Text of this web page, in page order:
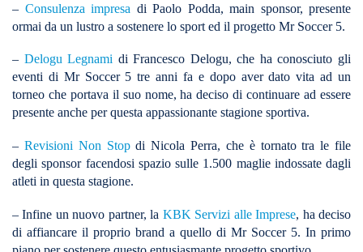
– Consulenza impresa di Paolo Podda, main sponsor, presente
ormai da un lustro a sostenere lo sport ed il progetto Mr Soccer 5.
– Delogu Legnami di Francesco Delogu, che ha conosciuto gli
eventi di Mr Soccer 5 tre anni fa e dopo aver dato vita ad un
torneo che portava il suo nome, ha deciso di continuare ad essere
presente anche per questa appassionante stagione sportiva.
– Revisioni Non Stopdi Nicola Perra, che è tornato tra le file
degli sponsor facendosi spazio sulle 1.500 maglie indossate dagli
atleti in questa stagione.
– Infine un nuovo partner, la KBK Servizi alle Imprese, ha deciso
di affiancare il proprio brand a quello di Mr Soccer 5. In primo